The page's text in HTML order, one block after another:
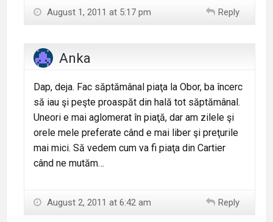
August 1, 2011 at 5:17 pm Reply
Anka
Dap, deja. Fac săptămânal piaţa la Obor, ba încerc
să iau şi peşte proaspăt din hală tot săptămânal.
Uneori e mai aglomerat în piaţă, dar am zilele şi
orele mele preferate când e mai liber şi preţurile
mai mici. Să vedem cum va fi piaţa din Cartier
când ne mutăm…
August 2, 2011 at 6:42 am Reply